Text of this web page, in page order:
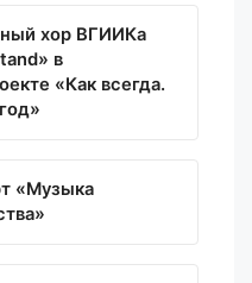
хор ВГИИКа
в
«Как всегда.
«Музыка